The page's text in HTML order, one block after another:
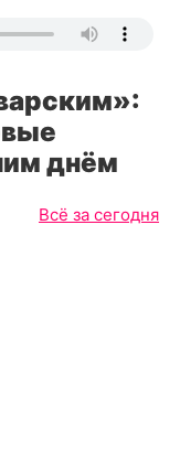
днём
Всё за сегодня